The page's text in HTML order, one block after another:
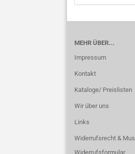
MEHR ÜBER...
Impressum
Kontakt
Kataloge/ Preislisten
Wir über uns
Links
Widerrufsrecht &
Widerrufsformular